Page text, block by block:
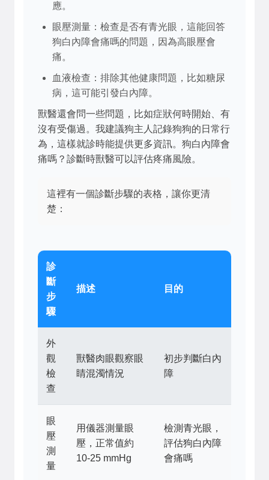
應。
眼壓測量：檢查是否有青光眼，這能回答
狗白內障會痛嗎的問題，因為高眼壓會
痛。
血液檢查：排除其他健康問題，比如糖尿
病，這可能引發白內障。
獸醫還會問一些問題，比如症狀何時開始、有
沒有受傷過。我建議狗主人記錄狗狗的日常行
為，這樣就診時能提供更多資訊。狗白內障會
痛嗎？診斷時獸醫可以評估疼痛風險。
這裡有一個診斷步驟的表格，讓你更清
楚：
診
斷
步
驟
描述 目的
外
觀
檢
查
獸醫肉眼觀察眼
睛混濁情況
初步判斷白內
障
眼
壓
測
量
用儀器測量眼
壓，正常值約
10-25 mmHg
檢測青光眼，
評估狗白內障
會痛嗎